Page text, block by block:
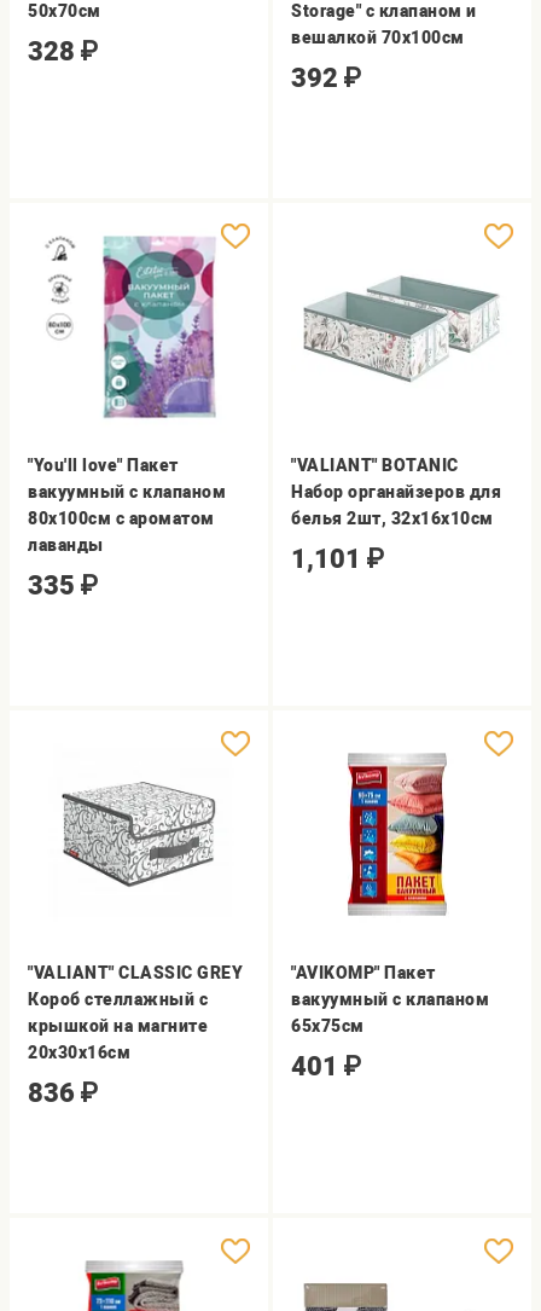
50х70см
328 ₽
Storage" с клапаном и
вешалкой 70х100см
392 ₽
"You'll love" Пакет
вакуумный с клапаном
80х100см с ароматом
лаванды
335 ₽
"VALIANT" BOTANIC
Набор органайзеров для
белья 2шт, 32х16х10см
1,101 ₽
"VALIANT" CLASSIC GREY
Короб стеллажный с
крышкой на магните
20х30х16см
836 ₽
"AVIKOMP" Пакет
вакуумный с клапаном
65х75см
401 ₽